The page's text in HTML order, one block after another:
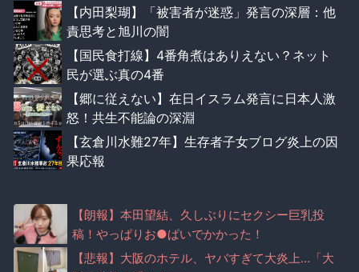
【内田梨瑚】「被害者が迷惑」発言の深層：他
責思考と旭川の闇
【国民食打線】4番角煮はありえない？ネット
民が選ぶ真の4番
【郷に従えない】在日イスラム発言に日本人激
怒！共生不能論の深淵
【玄倉川水難27年】生存者子女ブログ炎上の因
果応報
【朗報】本田望結、久しぶりにセクシー巨乳投
稿！やっぱりお●ぱいでかかった！
【悲報】大阪のホテル、ヤバすぎて大炎上…「大